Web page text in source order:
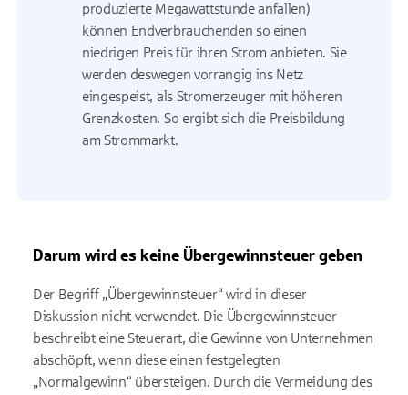
produzierte Megawattstunde anfallen)
können Endverbrauchenden so einen
niedrigen Preis für ihren Strom anbieten. Sie
werden deswegen vorrangig ins Netz
eingespeist, als Stromerzeuger mit höheren
Grenzkosten. So ergibt sich die Preisbildung
am Strommarkt.
Darum wird es keine Übergewinnsteuer geben
Der Begriff „Übergewinnsteuer“ wird in dieser
Diskussion nicht verwendet. Die Übergewinnsteuer
beschreibt eine Steuerart, die Gewinne von Unternehmen
abschöpft, wenn diese einen festgelegten
„Normalgewinn“ übersteigen. Durch die Vermeidung des